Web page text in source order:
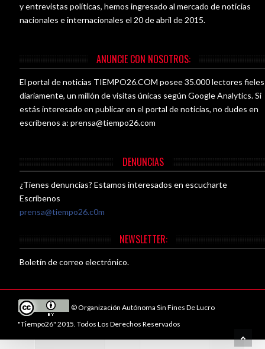
y entrevistas políticas, hemos ingresado al mercado de noticias
nacionales e internacionales el 20 de abril de 2015.
ANUNCIE CON NOSOTROS:
El portal de noticias TIEMPO26.COM posee 35.000 lectores fieles
diariamente, un millón de visitas únicas según Google Analytics. Si
estás interesado en publicar en el portal de noticias, no dudes en
escríbenos a:prensa@tiempo26.com
DENUNCIAS
¿Tienes denuncias? Estamos interesados en escucharte
Escríbenos
prensa@tiempo26.c0m
NEWSLETTER:
Boletín de correo electrónico.
© Organización Autónoma Sin Fines De Lucro
"Tiempo26" 2015. Todos Los Derechos Reservados